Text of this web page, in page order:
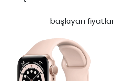
başlayan fiyatlar